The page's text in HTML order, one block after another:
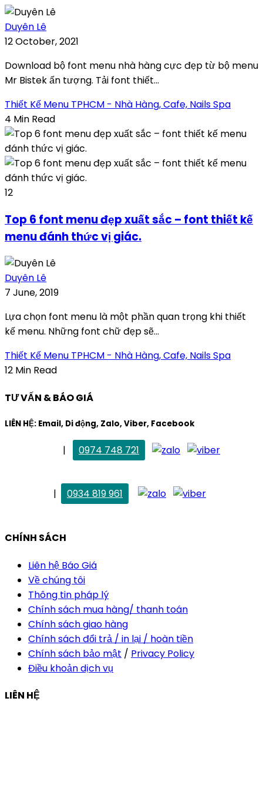
Duyên Lê
12 October, 2021
Download bộ font menu nhà hàng cực đẹp từ bộ menu
Mr Bistek ấn tượng. Tải font thiết...
Thiết Kế Menu TPHCM - Nhà Hàng, Cafe, Nails Spa
4 Min Read
12
Top 6 font menu đẹp xuất sắc – font thiết kế
menu đánh thức vị giác.
Duyên Lê
7 June, 2019
Lựa chọn font menu là một phần quan trọng khi thiết
kế menu. Những font chữ đẹp sẽ...
Thiết Kế Menu TPHCM - Nhà Hàng, Cafe, Nails Spa
12 Min Read
TƯ VẤN & BÁO GIÁ
LIÊN HỆ: Email, Di động, Zalo, Viber, Facebook
|
0974 748 721
|
0934 819 961
CHÍNH SÁCH
Liên hệ Báo Giá
Về chúng tôi
Thông tin pháp lý
Chính sách mua hàng/ thanh toán
Chính sách giao hàng
Chính sách đổi trả / in lại / hoàn tiền
Chính sách bảo mật / Privacy Policy
Điều khoản dịch vụ
LIÊN HỆ